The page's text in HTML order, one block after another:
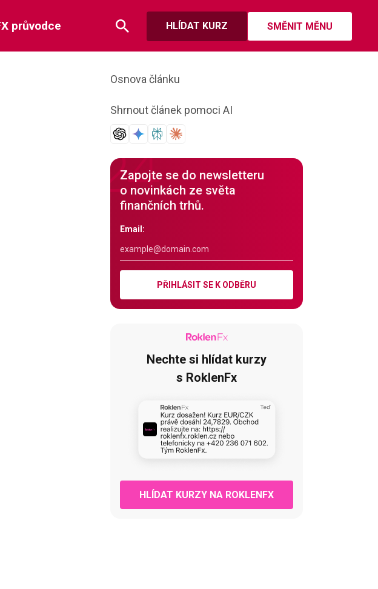
HLÍDAT KURZ SMĚNIT MĚNU
průvodce
Osnova článku
Shrnout článek pomoci AI
Zapojte se do newsletteru
o novinkách ze světa
finančních trhů.
Email:
PŘIHLÁSIT SE K ODBĚRU
Nechte si hlídat kurzy
s RoklenFx
HLÍDAT KURZY NA ROKLENFX